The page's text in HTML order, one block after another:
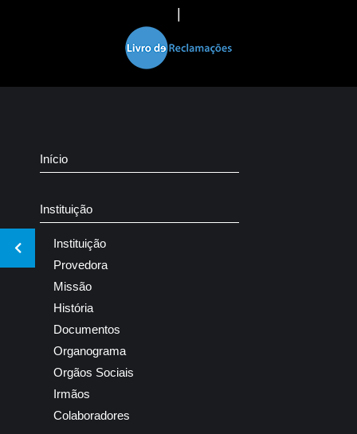
|
Início
Instituição
Instituição
Provedora
Missão
História
Documentos
Organograma
Orgãos Sociais
Irmãos
Colaboradores